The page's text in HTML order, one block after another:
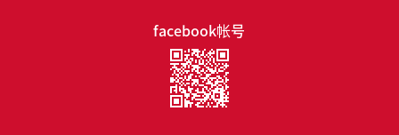
facebook帐号